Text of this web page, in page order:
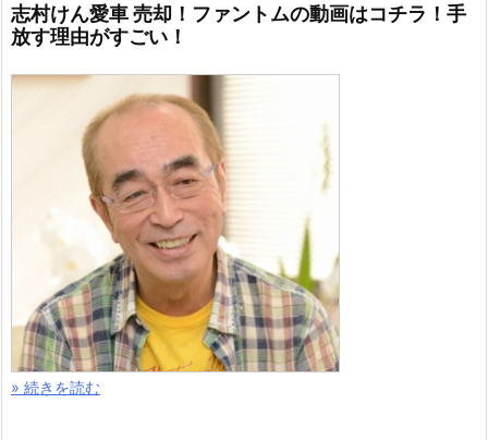
志村けん愛車 売却！ファントムの動画はコチラ！手
放す理由がすごい！
» 続きを読む